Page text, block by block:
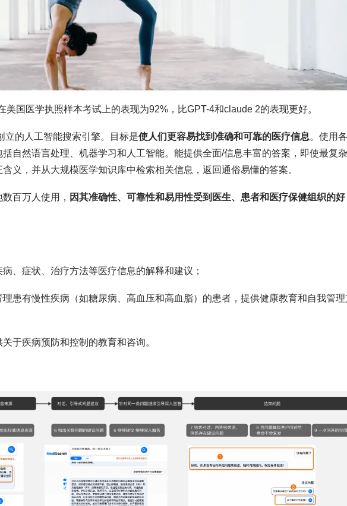
美国医学执照样本考试上的表现为92%，比GPT-4和claude 2的表现更好。
立的人工智能搜索引擎。目标是使人们更容易找到准确和可靠的医疗信息。使用各
自然语言处理、机器学习和人工智能。能提供全面/信息丰富的答案，即使最复杂
义，并从大规模医学知识库中检索相关信息，返回通俗易懂的答案。
百万人使用， 因其准确性、可靠性和易用性受到医生、患者和医疗保健组织的好
、症状、治疗方法等医疗信息的解释和建议；
理患有慢性疾病（如糖尿病、高血压和高血脂）的患者，提供健康教育和自我管理
于疾病预防和控制的教育和咨询。